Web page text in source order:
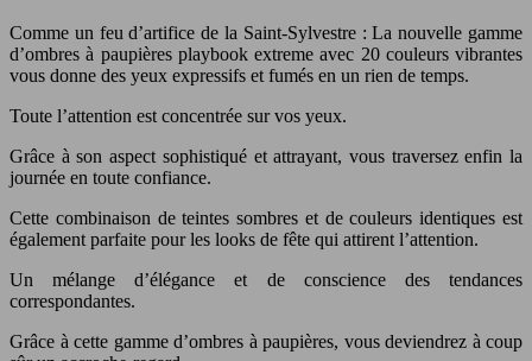
Comme un feu d’artifice de la Saint-Sylvestre : La nouvelle gamme
d’ombres à paupières playbook extreme avec 20 couleurs vibrantes
vous donne des yeux expressifs et fumés en un rien de temps.
Toute l’attention est concentrée sur vos yeux.
Grâce à son aspect sophistiqué et attrayant, vous traversez enfin la
journée en toute confiance.
Cette combinaison de teintes sombres et de couleurs identiques est
également parfaite pour les looks de fête qui attirent l’attention.
Un mélange d’élégance et de conscience des tendances
correspondantes.
Grâce à cette gamme d’ombres à paupières, vous deviendrez à coup